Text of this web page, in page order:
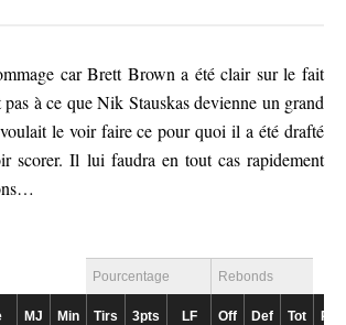
car Brett Brown a été clair sur le fait
pas à ce que Nik Stauskas devienne un grand
le voir faire ce pour quoi il a été drafté
scorer. Il lui faudra en tout cas rapidement
Pourcentage Rebonds
MJ Min Tirs 3pts LF Off Def Tot Pd